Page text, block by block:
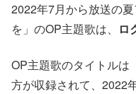
2022年7月から放送の
を」のOP主題歌は、
ロ
OP主題歌のタイトルは
方が収録されて、2022